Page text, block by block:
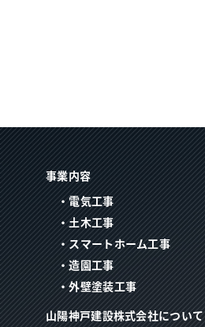
事業内容
・電気工事
・土木工事
・スマートホーム工事
・造園工事
・外壁塗装工事
山陽神戸建設株式会社について